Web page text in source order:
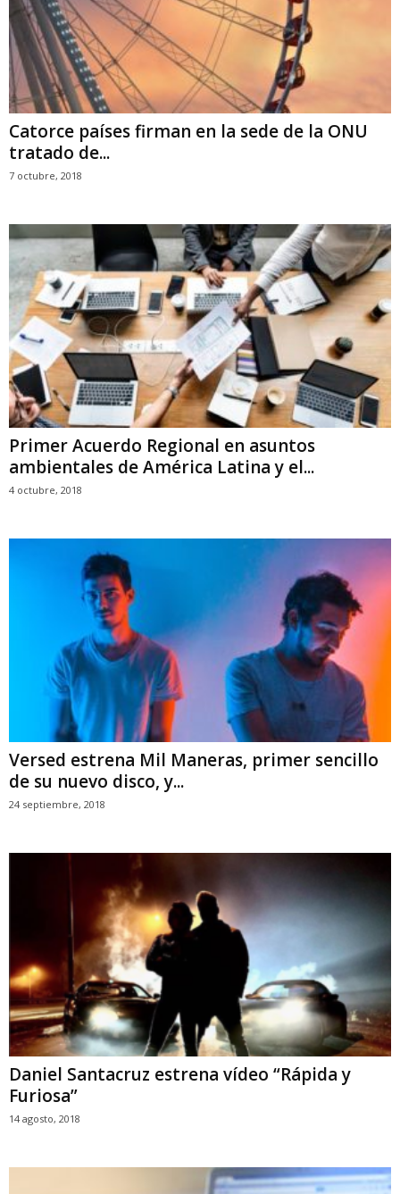
Catorce países firman en la sede de la ONU
tratado de...
7 octubre, 2018
Primer Acuerdo Regional en asuntos
ambientales de América Latina y el...
4 octubre, 2018
Versed estrena Mil Maneras, primer sencillo
de su nuevo disco, y...
24 septiembre, 2018
Daniel Santacruz estrena vídeo “Rápida y
Furiosa”
14 agosto, 2018